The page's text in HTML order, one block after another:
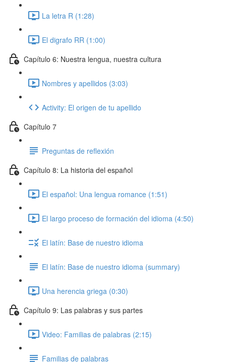
La letra R (1:28)
El digrafo RR (1:00)
Capítulo 6: Nuestra lengua, nuestra cultura
Nombres y apellidos (3:03)
Activity: El origen de tu apellido
Capítulo 7
Preguntas de reflexión
Capítulo 8: La historia del español
El español: Una lengua romance (1:51)
El largo proceso de formación del idioma (4:50)
El latín: Base de nuestro idioma
El latín: Base de nuestro idioma (summary)
Una herencia griega (0:30)
Capítulo 9: Las palabras y sus partes
Video: Familias de palabras (2:15)
Familias de palabras